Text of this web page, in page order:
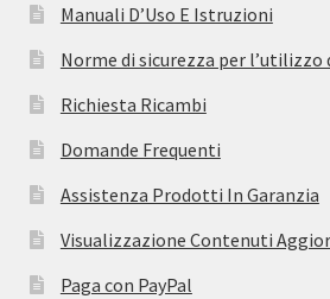
Manuali D’Uso E Istruzioni
Norme di sicurezza per
Richiesta Ricambi
Domande Frequenti
Assistenza Prodotti In Garanzia
Visualizzazione Contenuti
Paga con PayPal